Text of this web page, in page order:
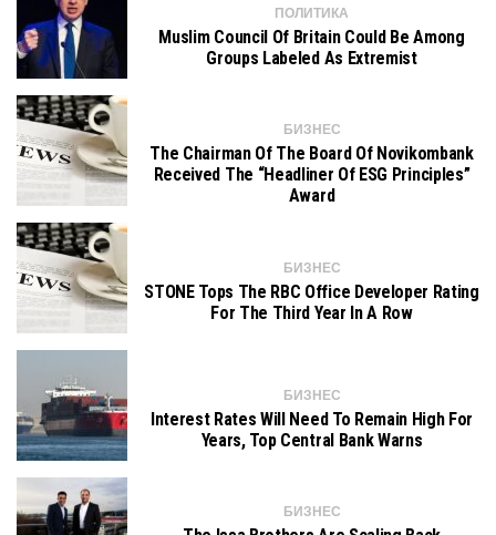
ПОЛИТИКА
Muslim Council Of Britain Could Be Among
Groups Labeled As Extremist
БИЗНЕС
The Chairman Of The Board Of Novikombank
Received The “Headliner Of ESG Principles”
Award
БИЗНЕС
STONE Tops The RBC Office Developer Rating
For The Third Year In A Row
БИЗНЕС
Interest Rates Will Need To Remain High For
Years, Top Central Bank Warns
БИЗНЕС